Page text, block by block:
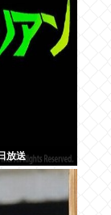
放送